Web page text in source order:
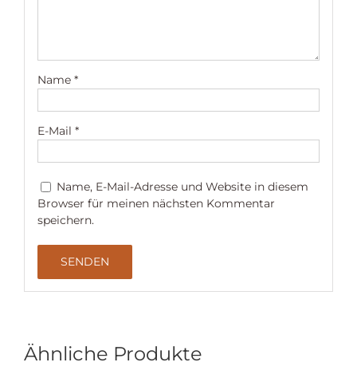
Name *
E-Mail *
Name, E-Mail-Adresse und Website in diesem
Browser für meinen nächsten Kommentar
speichern.
Ähnliche Produkte